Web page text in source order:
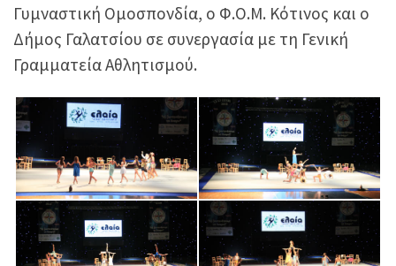
Γυμναστική Ομοσπονδία, ο Φ.Ο.Μ. Κότινος και ο
Δήμος Γαλατσίου σε συνεργασία με τη Γενική
Γραμματεία Αθλητισμού.